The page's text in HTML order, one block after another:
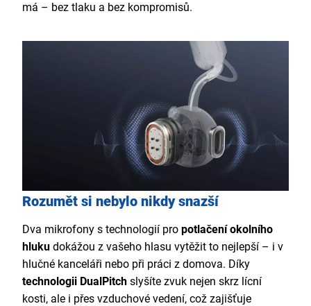
má – bez tlaku a bez kompromisů.
Rozumět si nebylo nikdy snazší
Dva mikrofony s technologií pro potlačení okolního
hluku dokážou z vašeho hlasu vytěžit to nejlepší – i v
hlučné kanceláři nebo při práci z domova. Díky
technologii DualPitch slyšíte zvuk nejen skrz lícní
kosti, ale i přes vzduchové vedení, což zajišťuje